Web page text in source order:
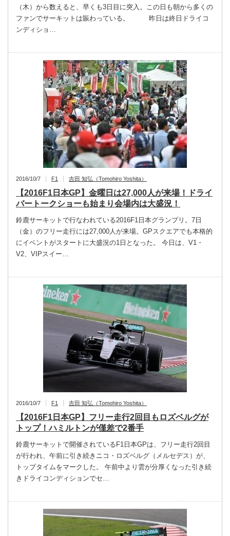
（木）から数えると、早くも3日目に突入。この日も朝から多くの
ファンでサーキットは賑わっている。 昨日は終日ドライコ
ンディショ…
2016/10/7 F1 吉田 知弘（Tomohiro Yoshita）
【2016F1日本GP】金曜日は27,000人が来場！ドライ
バートークショーも始まり会場内は大盛況！
鈴鹿サーキットで行なわれている2016F1日本グランプリ。7日
（金）のフリー走行には27,000人が来場。GPスクエアでも本格的
にイベントがスタートに大盛況の1日となった。 今日は、V1・
V2、VIPスイー…
2016/10/7 F1 吉田 知弘（Tomohiro Yoshita）
【2016F1日本GP】フリー走行2回目もロズベルグが
トップ！ハミルトンが僅差で2番手
鈴鹿サーキットで開催されているF1日本GPは、フリー走行2回目
が行われ、午前に引き続きニコ・ロズベルグ（メルセデス）が、
トップタイムをマークした。 午前中より雲が分厚くなった引き続
きドライコンディションでセ…